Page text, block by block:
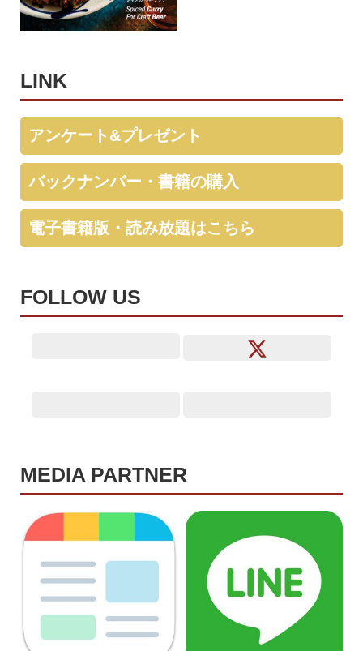
LINK
アンケート&プレゼント
バックナンバー・書籍の購入
電子書籍版・読み放題はこちら
FOLLOW US
MEDIA PARTNER